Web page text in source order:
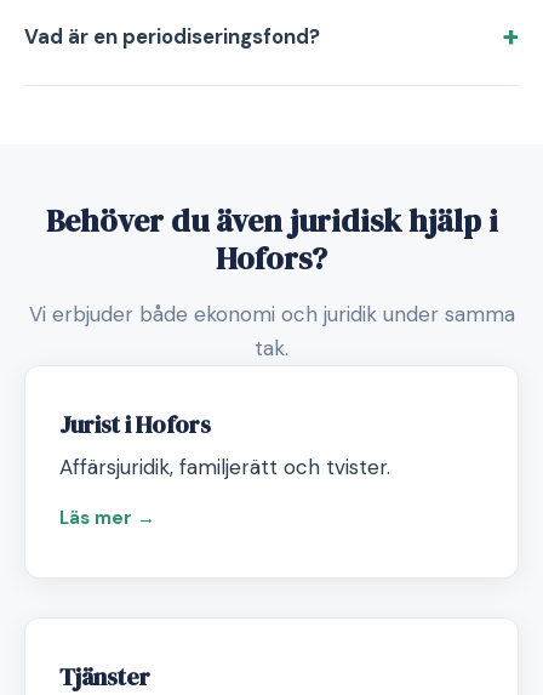
Vad är en periodiseringsfond?
Behöver du även juridisk hjälp i
Hofors?
Vi erbjuder både ekonomi och juridik under samma
tak.
Jurist i Hofors
Affärsjuridik, familjerätt och tvister.
Läs mer →
Tjänster